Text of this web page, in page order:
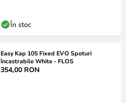
În stoc
Easy Kap 105 Fixed EVO Spoturi
încastrabile White - FLOS
354,00 RON